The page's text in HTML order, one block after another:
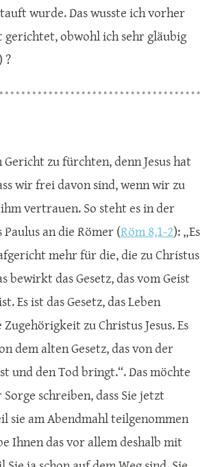
wurde. Das wusste ich vorher
obwohl ich sehr gläubig
?
zu fürchten, denn Jesus hat
wir frei davon sind, wenn wir zu
vertrauen. So steht es in der
an die Römer (Röm 8,1-2): „Es
mehr für die, die zu Christus
bewirkt das Gesetz, das vom Geist
Es ist das Gesetz, das Leben
zu Christus Jesus. Es
dem alten Gesetz, das von der
und den Tod bringt.“. Das möchte
schreiben, dass Sie jetzt
sie am Abendmahl teilgenommen
Ihnen das vor allem deshalb mit